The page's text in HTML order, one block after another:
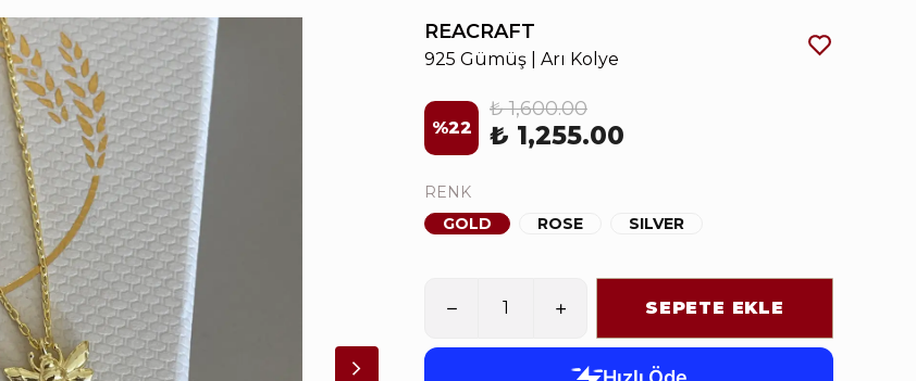
REACRAFT
925 Gümüş | Arı Kolye
%22
₺ 1,600.00
₺ 1,255.00
RENK
GOLD
ROSE SILVER
SEPETE EKLE